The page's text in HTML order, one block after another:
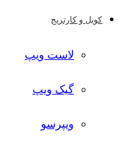
کویل و کارتریج
لاست ویپ
گیک ویپ
ویپرسو